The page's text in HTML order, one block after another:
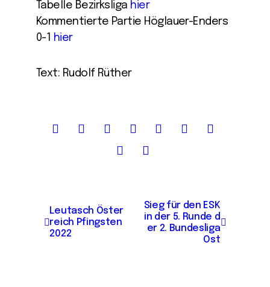
Tabelle Bezirksliga hier
Kommentierte Partie Höglauer-Enders
0-1
hier
Text: Rudolf Rüther
Leutasch Öster
reich Pfingsten
2022
Sieg für den ESK
in der 5. Runde d
er 2. Bundesliga
Ost